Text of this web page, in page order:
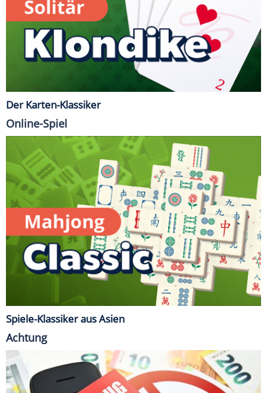
Der Karten-Klassiker
Online-Spiel
Spiele-Klassiker aus Asien
Achtung